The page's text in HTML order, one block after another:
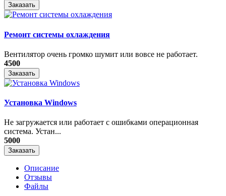
Заказать
Ремонт системы охлаждения
Вентилятор очень громко шумит или вовсе не работает.
4500
Заказать
Установка Windows
Не загружается или работает с ошибками операционная
система. Устан...
5000
Заказать
Описание
Отзывы
Файлы